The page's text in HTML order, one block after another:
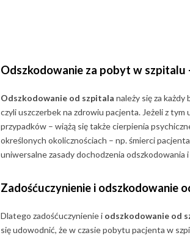
Odszkodowanie za pobyt w szpitalu
Odszkodowanie od szpitala należy się za
czyli uszczerbek na zdrowiu pacjenta. Jeżeli z
przypadków – wiążą się także cierpienia
określonych okolicznościach – np. śmierci
uniwersalne zasady dochodzenia odszkodowania
Zadośćuczynienie i odszkodowanie
Dlatego zadośćuczynienie i odszkodowanie od
się udowodnić, że w czasie pobytu pacjenta w